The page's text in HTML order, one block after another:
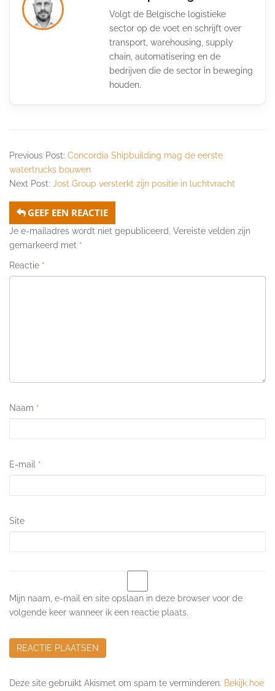
Volgt de Belgische logistieke
sector op de voet en schrijft over
transport, warehousing, supply
chain, automatisering en de
bedrijven die de sector in beweging
houden.
Previous Post: Concordia Shipbuilding mag de eerste
watertrucks bouwen
Next Post: Jost Group versterkt zijn positie in luchtvracht
GEEF EEN REACTIE
Je e-mailadres wordt niet gepubliceerd. Vereiste velden zijn
gemarkeerd met *
Reactie *
Naam *
E-mail *
Site
Mijn naam, e-mail en site opslaan in deze browser voor de
volgende keer wanneer ik een reactie plaats.
Deze site gebruikt Akismet om spam te verminderen. Bekijk hoe